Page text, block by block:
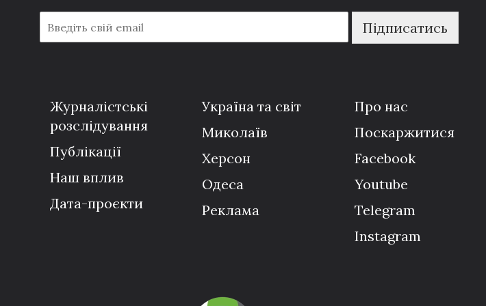
m
a
Підписатись
Журналістські
розслідування
Публікації
Наш вплив
Дата-проєкти
Україна та світ
Миколаїв
Херсон
Одеса
Реклама
Про нас
Поскаржитися
Facebook
Youtube
Telegram
Instagram